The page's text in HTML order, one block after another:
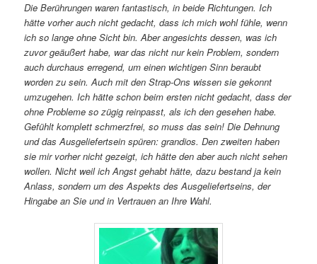
Die Berührungen waren fantastisch, in beide Richtungen. Ich
hätte vorher auch nicht gedacht, dass ich mich wohl fühle, wenn
ich so lange ohne Sicht bin. Aber angesichts dessen, was ich
zuvor geäußert habe, war das nicht nur kein Problem, sondern
auch durchaus erregend, um einen wichtigen Sinn beraubt
worden zu sein. Auch mit den Strap-Ons wissen sie gekonnt
umzugehen. Ich hätte schon beim ersten nicht gedacht, dass der
ohne Probleme so zügig reinpasst, als ich den gesehen habe.
Gefühlt komplett schmerzfrei, so muss das sein! Die Dehnung
und das Ausgeliefertsein spüren: grandios. Den zweiten haben
sie mir vorher nicht gezeigt, ich hätte den aber auch nicht sehen
wollen. Nicht weil ich Angst gehabt hätte, dazu bestand ja kein
Anlass, sondern um des Aspekts des Ausgeliefertseins, der
Hingabe an Sie und in Vertrauen an Ihre Wahl.